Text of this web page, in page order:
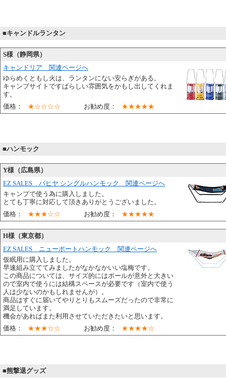
■キャンドルランタン
S様（静岡県）
キャンドリア 関連ページへ
ゆらめくともし火は、ランタンにない安らぎがある。
キャンプサイトですばらしい雰囲気をかもし出してくれま
す。
価格：
★☆☆☆☆ お勧め度： ★★★★★
■ハンモック
Y様（広島県）
EZ SALES バヒヤ シングルハンモック 関連ページへ
キャンプで使う為に購入しました。
とても丁寧に対応して頂きありがとうございました。
価格：
★★★☆☆ お勧め度： ★★★★★
H様（東京都）
EZ SALES ニューポートハンモック 関連ページへ
仮眠用に購入しました。
早速組み立ててみましたがなかなかいい塩梅です。
この商品については、サイズ的にはポールが意外と大きい
ので室内で使うには結構スペースが必要です（室内で使う
人は少ないのかもしれませんが）。
商品はすぐに届いてやりとりもスムーズだったので非常に
満足しています。
機会があればまた利用させていただきたいと思います。
価格：
★★★☆☆ お勧め度： ★★★★☆
■熊撃退グッズ